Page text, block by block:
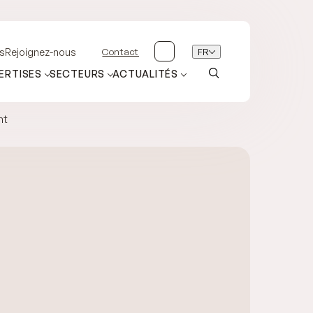
Rejoignez-nous Contact FR
SECTEURS ACTUALITÉS